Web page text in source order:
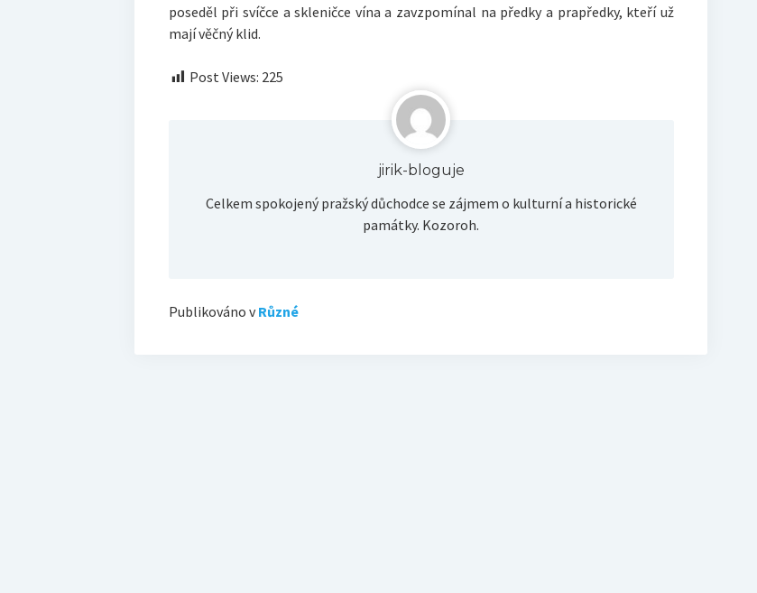
poseděl při svíčce a skleničce vína a zavzpomínal na předky a prapředky, kteří už
mají věčný klid.
Post Views: 225
jirik-bloguje
Celkem spokojený pražský důchodce se zájmem o kulturní a historické
památky. Kozoroh.
Publikováno v Různé